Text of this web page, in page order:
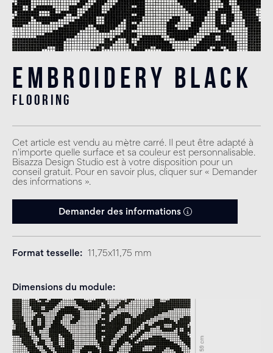
Embroidery Black
flooring
Cet article est vendu au mètre carré. Il peut être adapté à
n'importe quelle surface et sa couleur est personnalisable.
Bisazza Design Studio est à votre disposition pour un
conseil gratuit. Pour en savoir plus, cliquer sur « Demander
des informations ».
Demander des informations
Format tesselle 11,75x11,75 mm
Dimensions du module